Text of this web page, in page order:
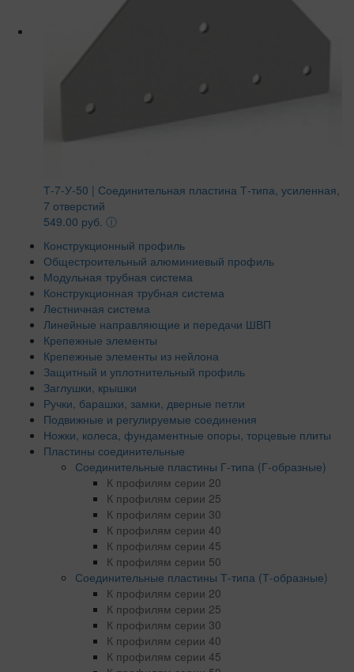
Т-7-У-50 | Соединительная пластина Т-типа, усиленная,
7 отверстий
549.00 руб. ⓘ
Конструкционный профиль
Общестроительный алюминиевый профиль
Модульная трубная система
Конструкционная трубная система
Лестничная система
Линейные направляющие и передачи ШВП
Крепежные элементы
Крепежные элементы из нейлона
Защитный и уплотнительный профиль
Заглушки, крышки
Ручки, барашки, замки, дверные петли
Подвижные и регулируемые соединения
Ножки, колеса, фундаментные опоры, торцевые плиты
Пластины соединительные
Соединительные пластины Г-типа (Г-образные)
К профилям серии 20
К профилям серии 25
К профилям серии 30
К профилям серии 40
К профилям серии 45
К профилям серии 50
Соединительные пластины Т-типа (Т-образные)
К профилям серии 20
К профилям серии 25
К профилям серии 30
К профилям серии 40
К профилям серии 45